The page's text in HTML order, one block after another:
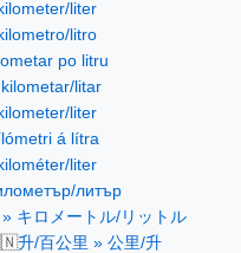
liter
litro
po litru
litar
liter
á lítra
liter
литър
キロメートル/リットル
升/百公里 » 公里/升